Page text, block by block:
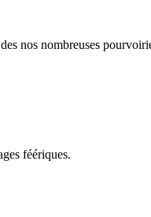
nos nombreuses
féériques.